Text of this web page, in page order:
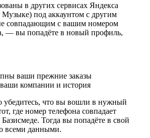
в других сервисах Яндекса
под аккаунтом с другим
совпадающим с вашим номером
— вы попадёте в новый профиль,
ваши прежние заказы
компании и история
убедитесь, что вы вошли в нужный
где номер телефона совпадает
Тогда вы попадёте в свой
всеми данными.